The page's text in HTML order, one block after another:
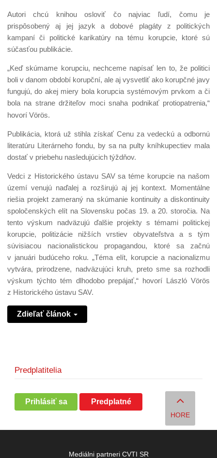
Autori chcú knihou osloviť čo najviac ľudí, čomu je
prispôsobený aj jej jazyk a dobové plagáty z politických
kampaní či politické karikatúry na tému korupcie, ktoré sú
súčasťou publikácie.
„Keď skúmame korupciu, nechceme napísať len to, že politici
boli v danom období korupční, ale aj vysvetliť ako korupčné javy
fungujú, do akej miery bola korupcia systémovým prvkom a či
bola na strane držiteľov moci snaha podnikať protiopatrenia,“
hovorí Vörös.
Publikácia, ktorá už stihla získať Cenu za vedeckú a odbornú
literatúru Literárneho fondu, by sa na pulty kníhkupectiev mala
dostať v priebehu nasledujúcich týždňov.
Vedci z Historického ústavu SAV sa téme korupcie na našom
území venujú naďalej a rozširujú aj jej kontext. Momentálne
riešia projekt zameraný na skúmanie kontinuity a diskontinuity
spoločenských elít na Slovensku počas 19. a 20. storočia. Na
tento výskum nadväzujú ďalšie projekty s témami politickej
korupcie, politizácie nižších vrstiev obyvateľstva a s tým
súvisiacou nacionalistickou propagandou, ktoré sa začnú
v januári budúceho roku. „Téma elít, korupcie a nacionalizmu
vytvára, prirodzene, nadväzujúci kruh, preto sme sa rozhodli
výskum týchto tém dlhodobo prepájať,“ hovorí László Vörös
z Historického ústavu SAV.
Zdieľať článok
Predplatitelia
Prihlásiť sa Predplatné
HORE
Mediálni partneri CVTI SR